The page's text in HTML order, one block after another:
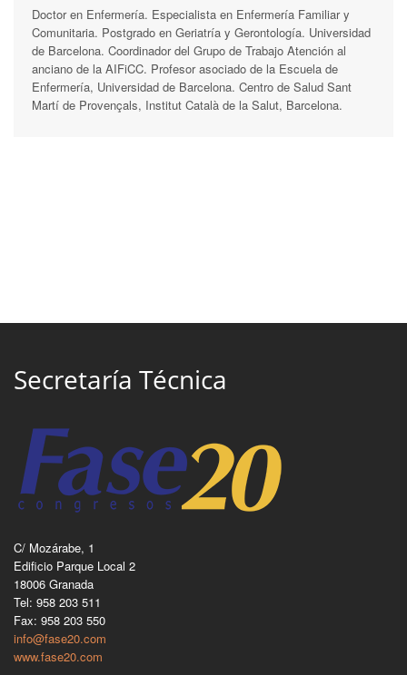
Doctor en Enfermería. Especialista en Enfermería Familiar y
Comunitaria. Postgrado en Geriatría y Gerontología. Universidad
de Barcelona. Coordinador del Grupo de Trabajo Atención al
anciano de la AIFiCC. Profesor asociado de la Escuela de
Enfermería, Universidad de Barcelona. Centro de Salud Sant
Martí de Provençals, Institut Català de la Salut, Barcelona.
Secretaría Técnica
C/ Mozárabe, 1
Edificio Parque Local 2
18006 Granada
Tel: 958 203 511
Fax: 958 203 550
info@fase20.com
www.fase20.com